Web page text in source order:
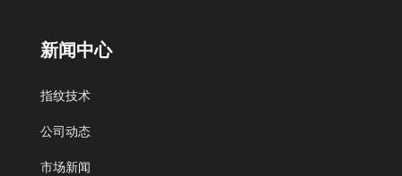
北京艾迪沃德科技发展有限公司
新闻中心
指纹技术
公司动态
市场新闻